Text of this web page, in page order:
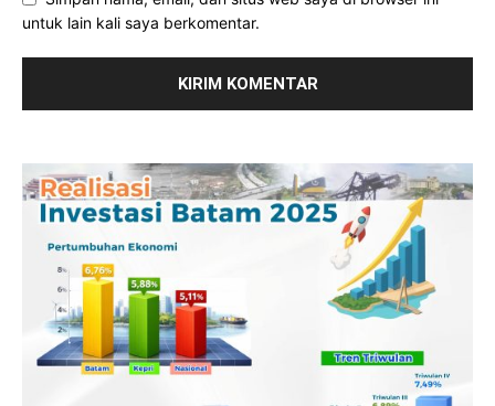
untuk lain kali saya berkomentar.